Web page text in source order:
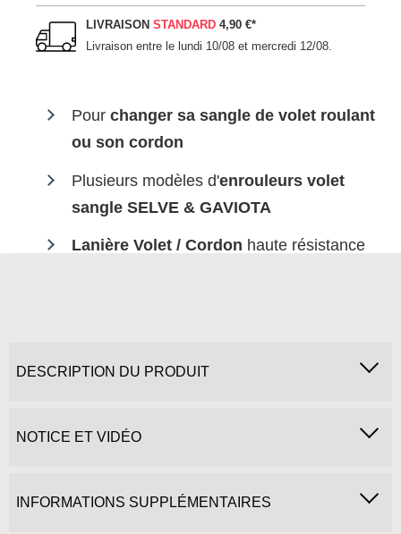
LIVRAISONSTANDARD 4,90 €*
Livraison entre le lundi 10/08 et mercredi 12/08.
Pour changer sa sangle de volet roulant
ou son cordon
Plusieurs modèles d'enrouleurs volet
sangle SELVE & GAVIOTA
Lanière Volet / Cordon haute résistance
DESCRIPTION DU PRODUIT
NOTICE ET VIDÉO
INFORMATIONS SUPPLÉMENTAIRES